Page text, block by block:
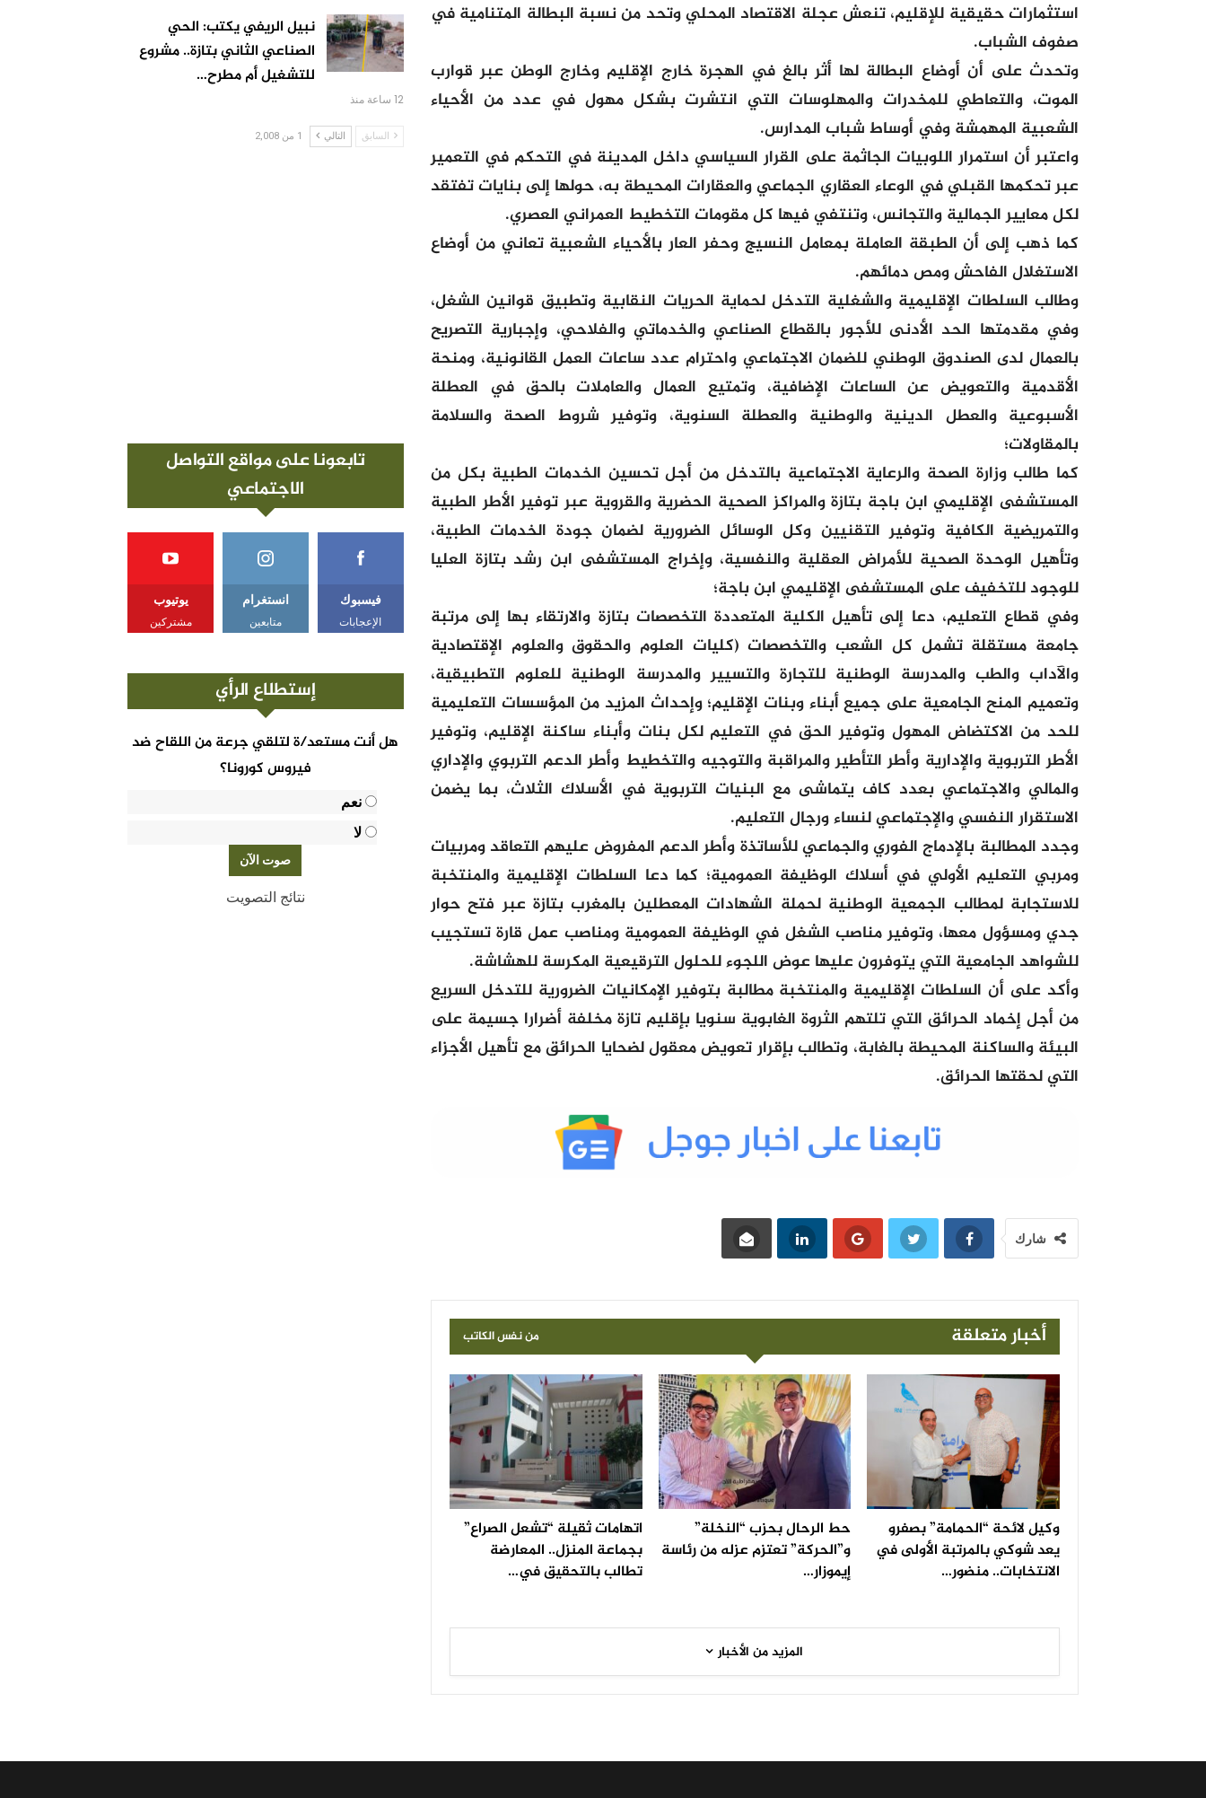
استثمارات حقيقية للإقليم، تنعش عجلة الاقتصاد المحلي وتحد من نسبة البطالة المتنامية في
صفوف الشباب.
وتحدث على أن أوضاع البطالة لها أثر بالغ في الهجرة خارج الإقليم وخارج الوطن عبر قوارب
الموت، والتعاطي للمخدرات والمهلوسات التي انتشرت بشكل مهول في عدد من الأحياء
الشعبية المهمشة وفي أوساط شباب المدارس.
واعتبر أن استمرار اللوبيات الجاثمة على القرار السياسي داخل المدينة في التحكم في التعمير
عبر تحكمها القبلي في الوعاء العقاري الجماعي والعقارات المحيطة به، حولها إلى بنايات تفتقد
لكل معايير الجمالية والتجانس، وتنتفي فيها كل مقومات التخطيط العمراني العصري.
كما ذهب إلى أن الطبقة العاملة بمعامل النسيج وحفر العار بالأحياء الشعبية تعاني من أوضاع
الاستغلال الفاحش ومص دمائهم.
وطالب السلطات الإقليمية والشغلية التدخل لحماية الحريات النقابية وتطبيق قوانين الشغل،
وفي مقدمتها الحد الأدنى للأجور بالقطاع الصناعي والخدماتي والفلاحي، وإجبارية التصريح
بالعمال لدى الصندوق الوطني للضمان الاجتماعي واحترام عدد ساعات العمل القانونية، ومنحة
الأقدمية والتعويض عن الساعات الإضافية، وتمتيع العمال والعاملات بالحق في العطلة
الأسبوعية والعطل الدينية والوطنية والعطلة السنوية، وتوفير شروط الصحة والسلامة
بالمقاولات؛
كما طالب وزارة الصحة والرعاية الاجتماعية بالتدخل من أجل تحسين الخدمات الطبية بكل من
المستشفى الإقليمي ابن باجة بتازة والمراكز الصحية الحضرية والقروية عبر توفير الأطر الطبية
والتمريضية الكافية وتوفير التقنيين وكل الوسائل الضرورية لضمان جودة الخدمات الطبية،
وتأهيل الوحدة الصحية للأمراض العقلية والنفسية، وإخراج المستشفى ابن رشد بتازة العليا
للوجود للتخفيف على المستشفى الإقليمي ابن باجة؛
وفي قطاع التعليم، دعا إلى تأهيل الكلية المتعددة التخصصات بتازة والارتقاء بها إلى مرتبة
جامعة مستقلة تشمل كل الشعب والتخصصات (كليات العلوم والحقوق والعلوم الإقتصادية
والآداب والطب والمدرسة الوطنية للتجارة والتسيير والمدرسة الوطنية للعلوم التطبيقية،
وتعميم المنح الجامعية على جميع أبناء وبنات الإقليم؛ وإحداث المزيد من المؤسسات التعليمية
للحد من الاكتضاض المهول وتوفير الحق في التعليم لكل بنات وأبناء ساكنة الإقليم، وتوفير
الأطر التربوية والإدارية وأطر التأطير والمراقبة والتوجيه والتخطيط وأطر الدعم التربوي والإداري
والمالي والاجتماعي بعدد كاف يتماشى مع البنيات التربوية في الأسلاك الثلاث، بما يضمن
الاستقرار النفسي والإجتماعي لنساء ورجال التعليم.
وجدد المطالبة بالإدماج الفوري والجماعي للأساتذة وأطر الدعم المفروض عليهم التعاقد ومربيات
ومربي التعليم الأولي في أسلاك الوظيفة العمومية؛ كما دعا السلطات الإقليمية والمنتخبة
للاستجابة لمطالب الجمعية الوطنية لحملة الشهادات المعطلين بالمغرب بتازة عبر فتح حوار
جدي ومسؤول معها، وتوفير مناصب الشغل في الوظيفة العمومية ومناصب عمل قارة تستجيب
للشواهد الجامعية التي يتوفرون عليها عوض اللجوء للحلول الترقيعية المكرسة للهشاشة.
وأكد على أن السلطات الإقليمية والمنتخبة مطالبة بتوفير الإمكانيات الضرورية للتدخل السريع
من أجل إخماد الحرائق التي تلتهم الثروة الغابوية سنويا بإقليم تازة مخلفة أضرارا جسيمة على
البيئة والساكنة المحيطة بالغابة، وتطالب بإقرار تعويض معقول لضحايا الحرائق مع تأهيل الأجزاء
التي لحقتها الحرائق.
شارك
أخبار متعلقة من نفس الكاتب
وكيل لائحة “الحمامة” بصفرو
يعد شوكي بالمرتبة الأولى في
الانتخابات.. منضور…
حط الرحال بحزب “النخلة”
و”الحركة” تعتزم عزله من رئاسة
إيموزار…
اتهامات ثقيلة “تشعل الصراع”
بجماعة المنزل.. المعارضة
تطالب بالتحقيق في…
المزيد من الأخبار
نبيل الريفي يكتب: الحي
الصناعي الثاني بتازة.. مشروع
للتشغيل أم مطرح…
12 ساعة منذ
السابق التالي 1 من 2,008
تابعونا على مواقع التواصل
الاجتماعي
فيسبوك
الإعجابات
انستغرام
متابعين
يوتيوب
مشتركين
إستطلاع الرأي
هل أنت مستعد/ة لتلقي جرعة من اللقاح ضد
فيروس كورونا؟
نعم
لا
نتائج التصويت